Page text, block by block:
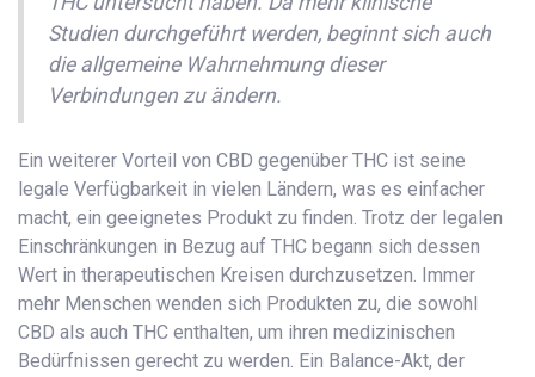
Studien durchgeführt werden, beginnt sich auch
die allgemeine Wahrnehmung dieser
Verbindungen zu ändern.
Ein weiterer Vorteil von CBD gegenüber THC ist seine
legale Verfügbarkeit in vielen Ländern, was es einfacher
macht, ein geeignetes Produkt zu finden. Trotz der legalen
Einschränkungen in Bezug auf THC begann sich dessen
Wert in therapeutischen Kreisen durchzusetzen. Immer
mehr Menschen wenden sich Produkten zu, die sowohl
CBD als auch THC enthalten, um ihren medizinischen
Bedürfnissen gerecht zu werden. Ein Balance-Akt, der